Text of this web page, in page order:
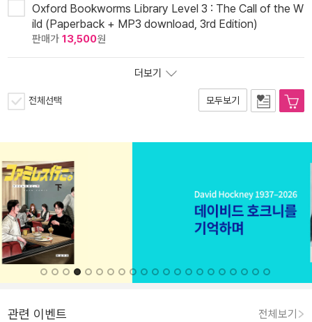
Oxford Bookworms Library Level 3 : The Call of the W
ild (Paperback + MP3 download, 3rd Edition)
판매가 13,500원
더보기
전체선택 모두보기
관련 이벤트 전체보기